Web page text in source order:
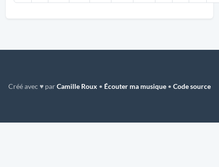
Créé avec ♥ parCamille Roux • Écouter ma musique • Code source